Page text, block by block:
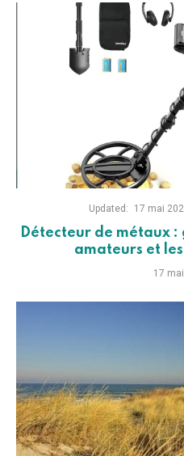
Updated: 17 mai
Détecteur de métaux
amateurs et
17